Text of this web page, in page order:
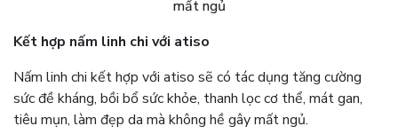
mất ngủ
Kết hợp nấm linh chi với atiso
Nấm linh chi kết hợp với atiso sẽ có tác dụng tăng cường
sức đề kháng, bồi bổ sức khỏe, thanh lọc cơ thể, mát gan,
tiêu mụn, làm đẹp da mà không hề gây mất ngủ.